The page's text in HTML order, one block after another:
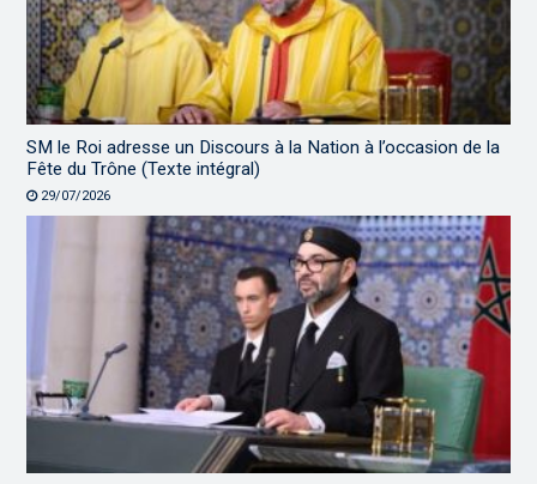
SM le Roi adresse un Discours à la Nation à l’occasion de la
Fête du Trône (Texte intégral)
29/07/2026